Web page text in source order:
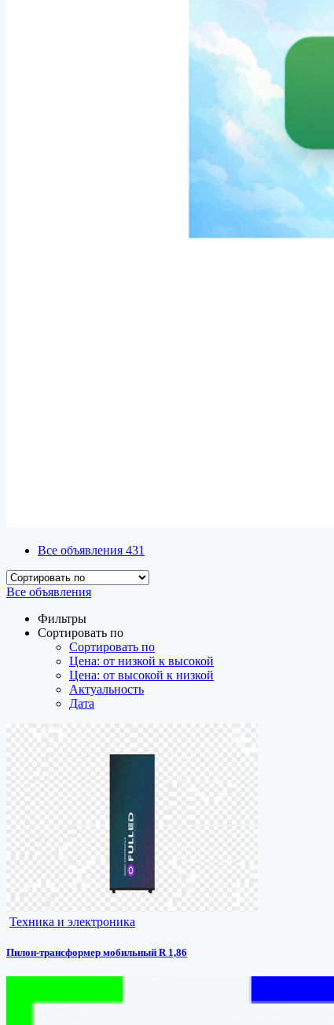
Все объявления 431
Все объявления
Фильтры
Сортировать по
Сортировать по
Цена: от низкой к высокой
Цена: от высокой к низкой
Актуальность
Дата
Техника и электроника
Пилон-трансформер мобильный R 1,86